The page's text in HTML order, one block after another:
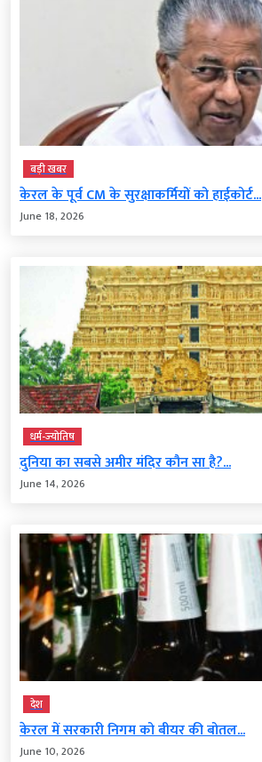
बड़ी खबर
केरल के पूर्व CM के सुरक्षाकर्मियों को हाईकोर्ट...
June 18, 2026
धर्म-ज्‍योतिष
दुनिया का सबसे अमीर मंदिर कौन सा है?...
June 14, 2026
देश
केरल में सरकारी निगम को बीयर की बोतल...
June 10, 2026